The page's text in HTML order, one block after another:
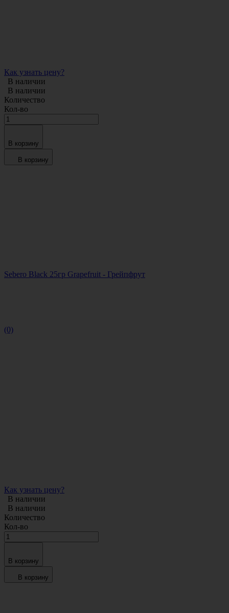
Как узнать цену?
В наличии
В наличии
Количество
Кол-во
В корзину
В корзину
Sebero Black 25гр Grapefruit - Грейпфрут
(0)
Как узнать цену?
В наличии
В наличии
Количество
Кол-во
В корзину
В корзину